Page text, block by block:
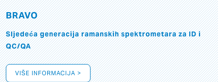
BRAVO
Sljedeća generacija ramanskih spektrometara za ID i
QC/QA
VIŠE INFORMACIJA >